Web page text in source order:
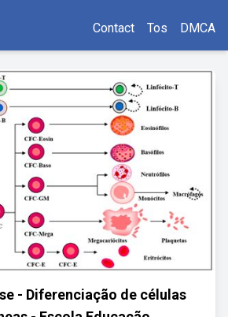
Contact Tos DMCA
- Diferenciação de células